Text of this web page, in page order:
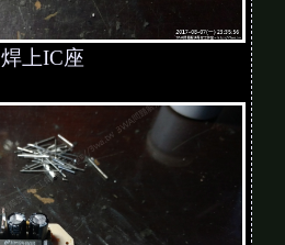
焊上IC座